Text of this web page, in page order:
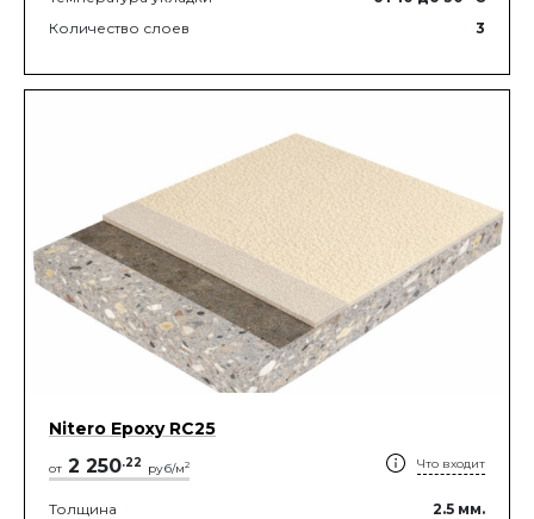
Количество слоев
3
Nitero Epoxy RС25
от 2 250.22 руб/м2 Что входит
Толщина 2.5 мм.